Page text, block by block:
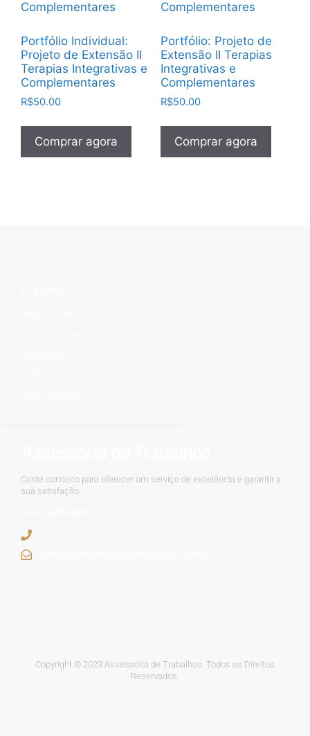
Portfólio Individual:
Projeto de Extensão II
Terapias Integrativas e
Complementares
R$50.00
Comprar agora
Portfólio: Projeto de
Extensão II Terapias
Integrativas e
Complementares
R$50.00
Comprar agora
Conte conosco para oferecer um serviço de excelência e garantir a
sua satisfação.
Copyright © 2023 Assessoria de Trabalhos. Todos os Direitos
Reservados.